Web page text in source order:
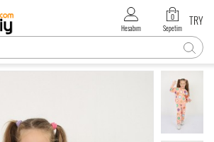
Hesabım
0
Sepetim
TRY